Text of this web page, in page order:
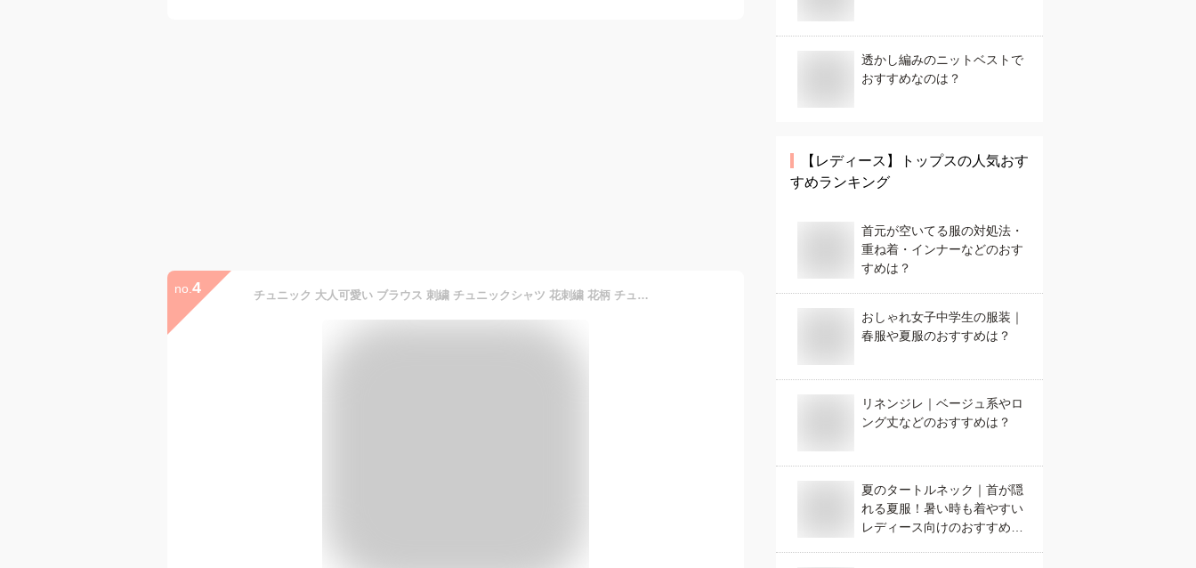
no. 4 チュニック 大人可愛い ブラウス 刺繍 チュニックシャツ 花刺繍 花柄 チュニックワンピース 50代 ワンピース シャツ 大人可愛い 40代 レディースファッション 50代女性 ファッション 60代 ミセスファッション サワアラモード sawaalamode otona 大人 可愛い 春夏 春服 冬服
透かし編みのニットベストで
おすすめなのは？
【レディース】 トップスの人気おす
すめランキング
首元が空いてる服の対処法・
重ね着・インナーなどのおす
すめは？
おしゃれ女子中学生の服装｜
春服や夏服のおすすめは？
リネンジレ｜ベージュ系やロ
ング丈などのおすすめは？
夏のタートルネック｜首が隠
れる夏服！暑い時も着やすい
レディース向けのおすすめ